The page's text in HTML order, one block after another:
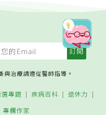
與治療請遵從醫師指導。
專題 疾病百科
退休力
專欄作家